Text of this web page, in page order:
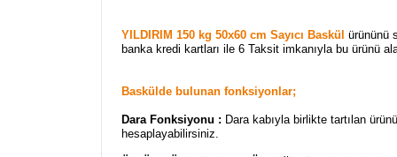
YILDIRIM 150 kg 50x60 cm Sayıcı Baskül ürününü
banka kredi kartları ile 6 Taksit imkanıyla bu ürünü
Baskülde bulunan fonksiyonlar;
Dara Fonksiyonu : Dara kabıyla birlikte tartılan
hesaplayabilirsiniz.